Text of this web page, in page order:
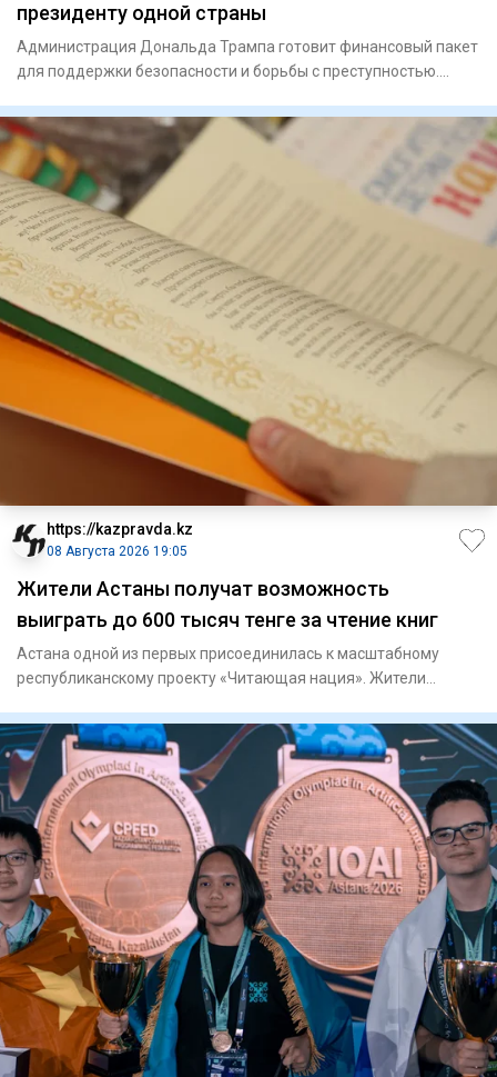
президенту одной страны
Администрация Дональда Трампа готовит финансовый пакет
для поддержки безопасности и борьбы с преступностью.
https://kazpravda.kz
08 Августа 2026 19:05
Жители Астаны получат возможность
выиграть до 600 тысяч тенге за чтение книг
Астана одной из первых присоединилась к масштабному
республиканскому проекту «Читающая нация». Жители